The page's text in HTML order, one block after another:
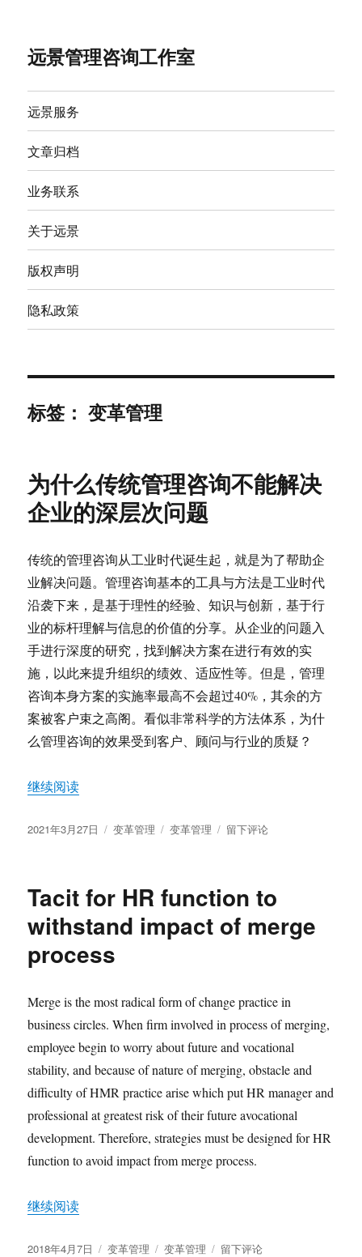
远景管理咨询工作室
远景服务
文章归档
业务联系
关于远景
版权声明
隐私政策
标签：变革管理
为什么传统管理咨询不能解决
企业的深层次问题
传统的管理咨询从工业时代诞生起，就是为了帮助企
业解决问题。管理咨询基本的工具与方法是工业时代
沿袭下来，是基于理性的经验、知识与创新，基于行
业的标杆理解与信息的价值的分享。从企业的问题入
手进行深度的研究，找到解决方案在进行有效的实
施，以此来提升组织的绩效、适应性等。但是，管理
咨询本身方案的实施率最高不会超过40%，其余的方
案被客户束之高阁。看似非常科学的方法体系，为什
么管理咨询的效果受到客户、顾问与行业的质疑？
继续阅读“为什么传统管理咨询不能解决企业的深层次问题”
发
2021年3月27日
分
变革管理
标
变革管理
于
传
管
不
能
解
决
企
的
深
层
问
留下评论
Tacit for HR function to
withstand impact of merge
process
Merge is the most radical form of change practice in
business circles. When firm involved in process of merging,
employee begin to worry about future and vocational
stability, and because of nature of merging, obstacle and
difficulty of HMR practice arise which put HR manager and
professional at greatest risk of their future avocational
development. Therefore, strategies must be designed for HR
function to avoid impact from merge process.
继续阅读“Tacit for HR function to withstand impact of merge
发
2018年4月7日
分
变革管理
标
变革管理
于
留下评论